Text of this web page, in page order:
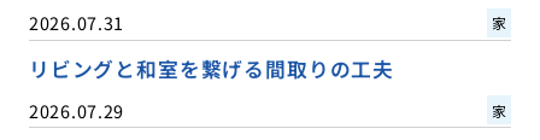
2026.07.31 家
リビングと和室を繋げる間取りの工夫
2026.07.29 家